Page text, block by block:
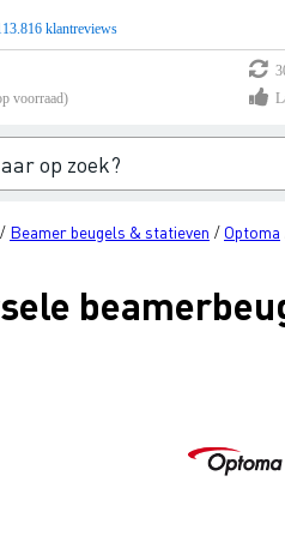
klantreviews
voorraad)
/ Beamer beugels & statieven / Optoma